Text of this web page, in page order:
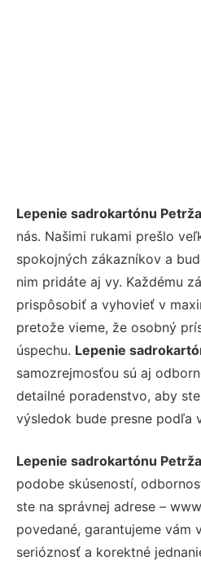
Lepenie sadrokartónu
nás. Našimi rukami prešlo
spokojných zákazníkov a
nim pridáte aj vy. Každému
prispôsobiť a vyhovieť v
pretože vieme, že osobný
úspechu. Lepenie
samozrejmosťou sú aj
detailné poradenstvo, aby
výsledok bude presne podľa
Lepenie sadrokartónu
podobe skúseností,
ste na správnej adrese –
povedané, garantujeme vám
serióznosť a korektné